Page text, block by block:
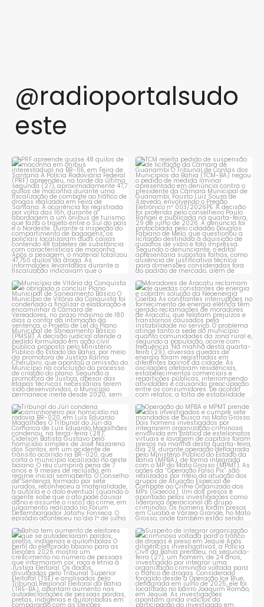
@radioportalsudo
este
PRF apreende quase 48 quilos
de maconha em ônibus...
1 0
TCM rejeita pedido de
suspensão de licitação da...
1 0
Município de Vitória da
Conquista é obrigado a...
1 0
Moradores de Aracatu
reclamam de quedas
constantes ...
1 0
Tribunal do Júri condena
caminhoneiro por...
1 0
Operação do MPBA e MPMT
prende dois investigados e...
1 0
Bahia tem aumento de eleitores
que se autodeclaram...
1 0
Suspeito de integrar
organização criminosa
voltada...
1 0